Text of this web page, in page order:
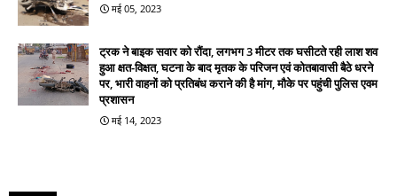
मई 05, 2023
ट्रक ने बाइक सवार को रौंदा, लगभग 3 मीटर तक घसीटते रही लाश शव
हुआ क्षत-विक्षत, घटना के बाद मृतक के परिजन एवं कोतबावासी बैठे धरने
पर, भारी वाहनों को प्रतिबंध कराने की है मांग, मौके पर पहुंची पुलिस एवम
प्रशासन
मई 14, 2023